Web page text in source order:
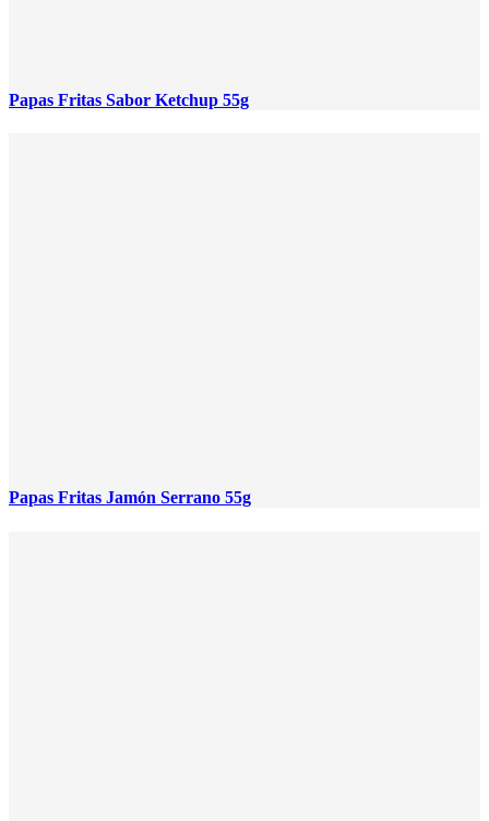
Papas Fritas Sabor Ketchup 55g
Papas Fritas Jamón Serrano 55g